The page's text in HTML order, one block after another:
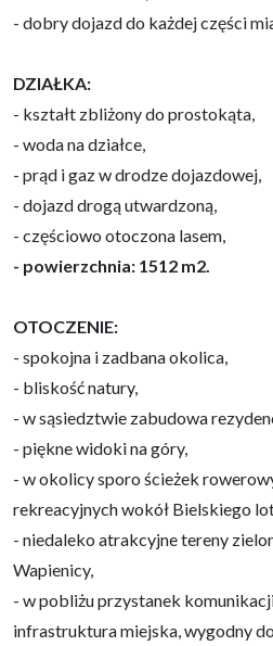
- dobry dojazd do każdej części
DZIAŁKA:
- kształt zbliżony do prostokąta,
- woda na działce,
- prąd i gaz w drodze dojazdowej,
- dojazd drogą utwardzoną,
- częściowo otoczona lasem,
- powierzchnia: 1512 m2.
OTOCZENIE:
- spokojna i zadbana okolica,
- bliskość natury,
- w sąsiedztwie zabudowa
- piękne widoki na góry,
- w okolicy sporo ścieżek
rekreacyjnych wokół Bielskiego
- niedaleko atrakcyjne tereny
Wapienicy,
- w pobliżu przystanek
infrastruktura miejska, wygodny